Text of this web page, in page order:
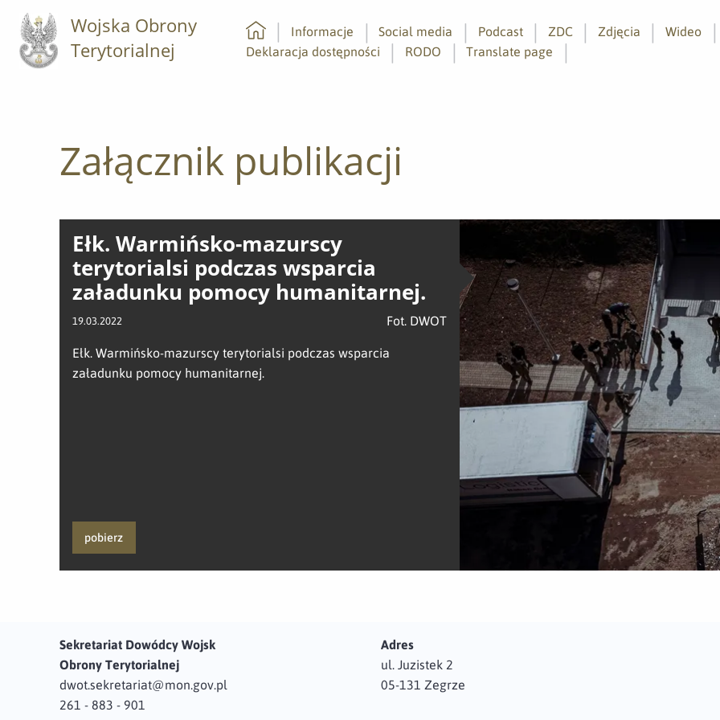
Wojska Obrony
Terytorialnej
Strona główna
Informacje Social media Podcast ZDC Zdjęcia Wideo
Deklaracja dostępności
RODO Translate page
Załącznik publikacji
Ełk. Warmińsko-mazurscy
terytorialsi podczas wsparcia
załadunku pomocy humanitarnej.
19.03.2022 Fot. DWOT
Ełk. Warmińsko-mazurscy terytorialsi podczas wsparcia
załadunku pomocy humanitarnej.
pobierz
Sekretariat Dowódcy Wojsk
Obrony Terytorialnej
dwot.sekretariat@mon.gov.pl
261 - 883 - 901
Adres
ul. Juzistek 2
05-131 Zegrze